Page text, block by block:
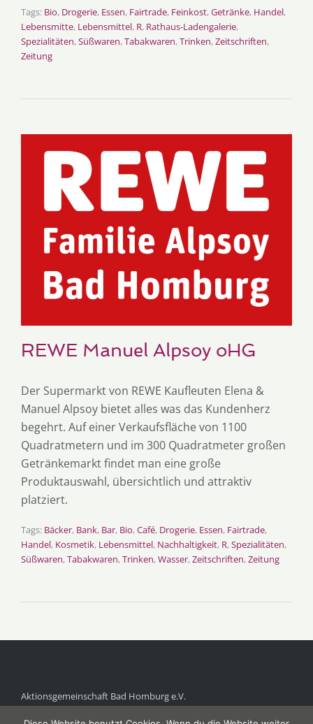
Tags: Bio, Drogerie, Essen, Fairtrade, Feinkost,Getränke, Handel,
Lebensmitte, Lebensmittel, R, Rathaus-Ladengalerie,
Spezialitäten,Süßwaren,Tabakwaren,Trinken,Zeitschriften,
Zeitung
REWE Manuel Alpsoy oHG
Der Supermarkt von REWE Kaufleuten Elena &
Manuel Alpsoy bietet alles was das Kundenherz
begehrt. Auf einer Verkaufsfläche von 1100
Quadratmetern und im 300 Quadratmeter großen
Getränkemarkt findet man eine große
Produktauswahl, übersichtlich und attraktiv
platziert.
Tags: Bäcker, Bank, Bar, Bio,Café, Drogerie, Essen, Fairtrade,
Handel, Kosmetik, Lebensmittel, Nachhaltigkeit, R,Spezialitäten,
Süßwaren,Tabakwaren,Trinken,Wasser,Zeitschriften,Zeitung
Aktionsgemeinschaft Bad Homburg e.V.